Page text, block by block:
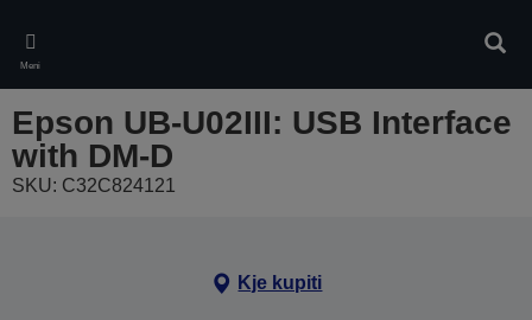
main
content
Meni
Epson UB-U02III: USB Interface
with DM-D
SKU: C32C824121
Kje kupiti